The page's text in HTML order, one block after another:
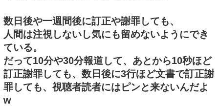
数日後や一週間後に訂正や謝罪しても、
人間は注視しないし気にも留めないようにでき
ている。
だって10分や30分報道して、あとから10秒ほど
訂正謝罪しても、数日後に3行ほど文書で訂正謝
罪しても、視聴者読者にはピンと来ないんだよ
w